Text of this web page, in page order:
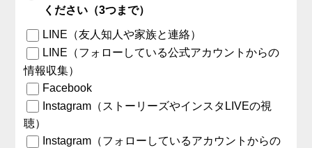
ください（3つまで）
LINE（友人知人や家族と連絡）
LINE（フォローしている公式アカウントからの
情報収集）
Facebook
Instagram（ストーリーズやインスタLIVEの視
聴）
Instagram（フォローしているアカウントからの